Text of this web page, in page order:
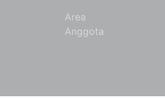
Area
Anggota